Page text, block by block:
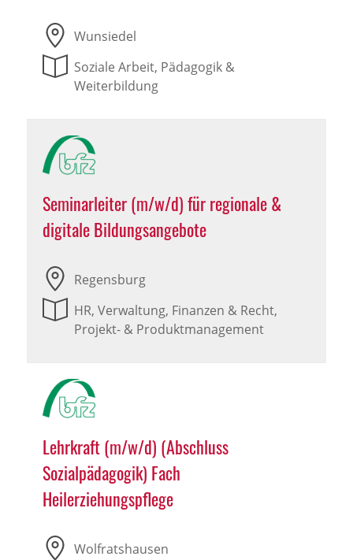
Wunsiedel
Soziale Arbeit, Pädagogik &
Weiterbildung
Seminarleiter (m/w/d) für regionale &
digitale Bildungsangebote
Regensburg
HR, Verwaltung, Finanzen & Recht,
Projekt- & Produktmanagement
Lehrkraft (m/w/d) (Abschluss
Sozialpädagogik) Fach
Heilerziehungspflege
Wolfratshausen